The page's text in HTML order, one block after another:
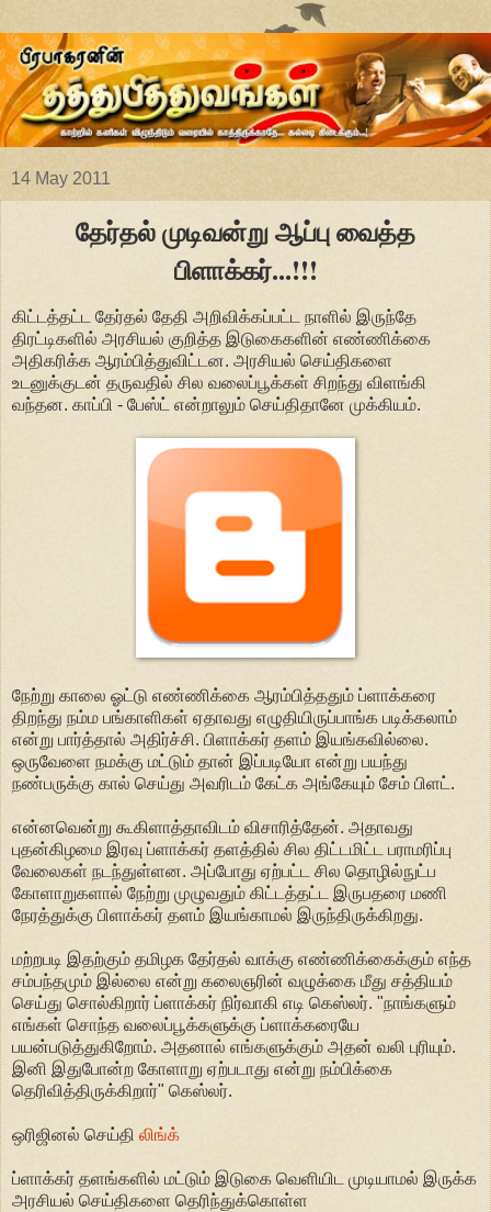
14 May 2011
தேர்தல் முடிவன்று ஆப்பு வைத்த
பிளாக்கர்...!!!
கிட்டத்தட்ட தேர்தல் தேதி அறிவிக்கப்பட்ட நாளில் இருந்தே
திரட்டிகளில் அரசியல் குறித்த இடுகைகளின் எண்ணிக்கை
அதிகரிக்க ஆரம்பித்துவிட்டன. அரசியல் செய்திகளை
உடனுக்குடன் தருவதில் சில வலைப்பூக்கள் சிறந்து விளங்கி
வந்தன. காப்பி - பேஸ்ட் என்றாலும் செய்திதானே முக்கியம்.
நேற்று காலை ஓட்டு எண்ணிக்கை ஆரம்பித்ததும் ப்ளாக்கரை
திறந்து நம்ம பங்காளிகள் ஏதாவது எழுதியிருப்பாங்க படிக்கலாம்
என்று பார்த்தால் அதிர்ச்சி. பிளாக்கர் தளம் இயங்கவில்லை.
ஒருவேளை நமக்கு மட்டும் தான் இப்படியோ என்று பயந்து
நண்பருக்கு கால் செய்து அவரிடம் கேட்க அங்கேயும் சேம் பிளட்.
என்னவென்று கூகிளாத்தாவிடம் விசாரித்தேன். அதாவது
புதன்கிழமை இரவு ப்ளாக்கர் தளத்தில் சில திட்டமிட்ட பராமரிப்பு
வேலைகள் நடந்துள்ளன. அப்போது ஏற்பட்ட சில தொழில்நுட்ப
கோளாறுகளால் நேற்று முழுவதும் கிட்டத்தட்ட இருபதரை மணி
நேரத்துக்கு பிளாக்கர் தளம் இயங்காமல் இருந்திருக்கிறது.
மற்றபடி இதற்கும் தமிழக தேர்தல் வாக்கு எண்ணிக்கைக்கும் எந்த
சம்பந்தமும் இல்லை என்று கலைஞரின் வழுக்கை மீது சத்தியம்
செய்து சொல்கிறார் ப்ளாக்கர் நிர்வாகி எடி கெஸ்லர். "நாங்களும்
எங்கள் சொந்த வலைப்பூக்களுக்கு ப்ளாக்கரையே
பயன்படுத்துகிறோம். அதனால் எங்களுக்கும் அதன் வலி புரியும்.
இனி இதுபோன்ற கோளாறு ஏற்படாது என்று நம்பிக்கை
தெரிவித்திருக்கிறார்" கெஸ்லர்.
ஒரிஜினல் செய்தி லிங்க்
ப்ளாக்கர் தளங்களில் மட்டும் இடுகை வெளியிட முடியாமல் இருக்க
அரசியல் செய்திகளை தெரிந்துக்கொள்ள